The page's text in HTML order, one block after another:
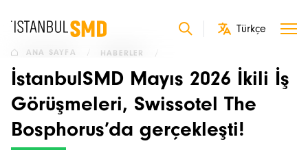
ANA SAYFA HABERLER /
İstanbulSMD Mayıs 2026 İkili İş
Görüşmeleri, Swissotel The
Bosphorus’da gerçekleşti!